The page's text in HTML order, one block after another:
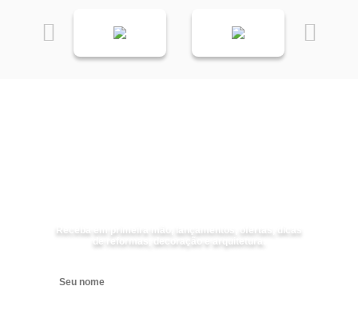
Receba em primeira mão, lançamentos, ofertas, dicas
de reformas, decoração e arquitetura.